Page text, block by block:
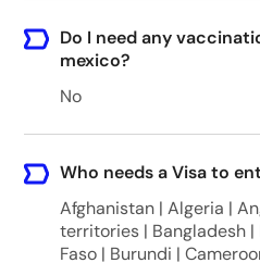
Do I need any
mexico?
No
Who needs a Visa to
Afghanistan | Algeria |
territories | Bangladesh |
Faso | Burundi |